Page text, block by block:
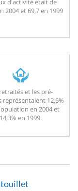
d'activité était de
2004 et 69,7 en 1999
et les pré-
représentaient 12,6%
en 2004 et
14,3% en 1999.